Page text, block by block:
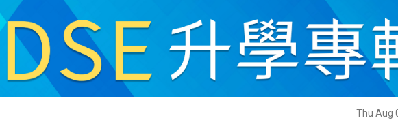
Thu Aug
財經 生活 健康 科技 影片 名